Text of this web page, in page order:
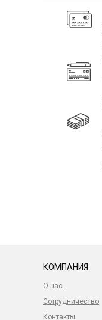
КОМПАНИЯ
О нас
Сотрудничество
Контакты